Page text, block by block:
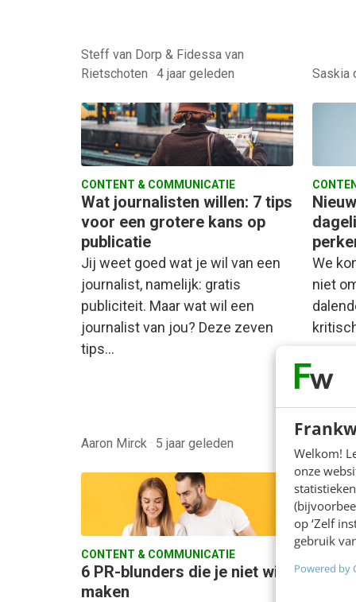
Welkom!
onze
op ‘Zelf
gebruik
Powered by
Steff van Dorp & Fidessa van
Rietschoten · 4 jaar geleden Saskia
CONTENT & COMMUNICATIE
Wat journalisten willen: 7 tips
voor een grotere kans op
publicatie
Jij weet goed wat je wil van een
journalist, namelijk: gratis
publiciteit. Maar wat wil een
journalist van jou? Deze zeven
tips…
Aaron Mirck · 5 jaar geleden
We
niet
CONTENT & COMMUNICATIE
6 PR-blunders die je niet wil
maken